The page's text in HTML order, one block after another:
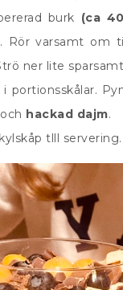
burk (ca
. Rör varsamt om
ner lite
portionsskålar.
och hackad dajm.
tlll servering.